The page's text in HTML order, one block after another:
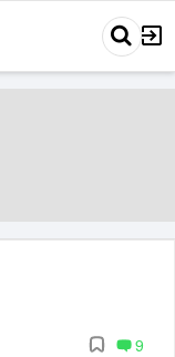
9